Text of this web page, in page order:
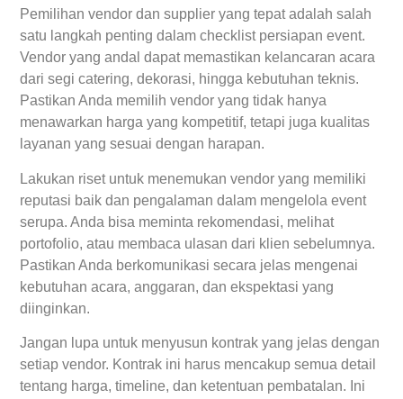
Pemilihan vendor dan supplier yang tepat adalah salah
satu langkah penting dalam checklist persiapan event.
Vendor yang andal dapat memastikan kelancaran acara
dari segi catering, dekorasi, hingga kebutuhan teknis.
Pastikan Anda memilih vendor yang tidak hanya
menawarkan harga yang kompetitif, tetapi juga kualitas
layanan yang sesuai dengan harapan.
Lakukan riset untuk menemukan vendor yang memiliki
reputasi baik dan pengalaman dalam mengelola event
serupa. Anda bisa meminta rekomendasi, melihat
portofolio, atau membaca ulasan dari klien sebelumnya.
Pastikan Anda berkomunikasi secara jelas mengenai
kebutuhan acara, anggaran, dan ekspektasi yang
diinginkan.
Jangan lupa untuk menyusun kontrak yang jelas dengan
setiap vendor. Kontrak ini harus mencakup semua detail
tentang harga, timeline, dan ketentuan pembatalan. Ini